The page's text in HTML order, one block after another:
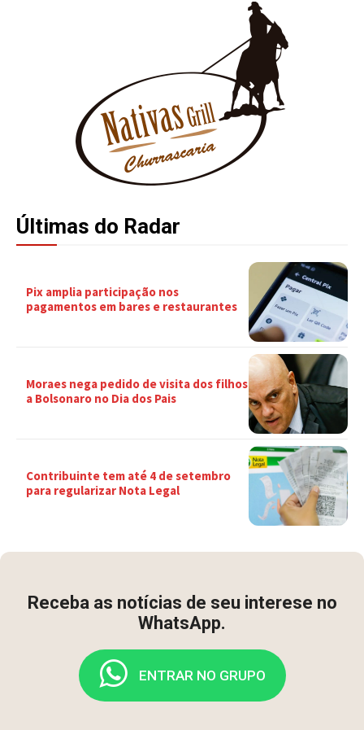
Últimas do Radar
Pix amplia participação nos
pagamentos em bares e restaurantes
Moraes nega pedido de visita dos filhos
a Bolsonaro no Dia dos Pais
Contribuinte tem até 4 de setembro
para regularizar Nota Legal
Receba as notícias de seu interese no
WhatsApp.
ENTRAR NO GRUPO